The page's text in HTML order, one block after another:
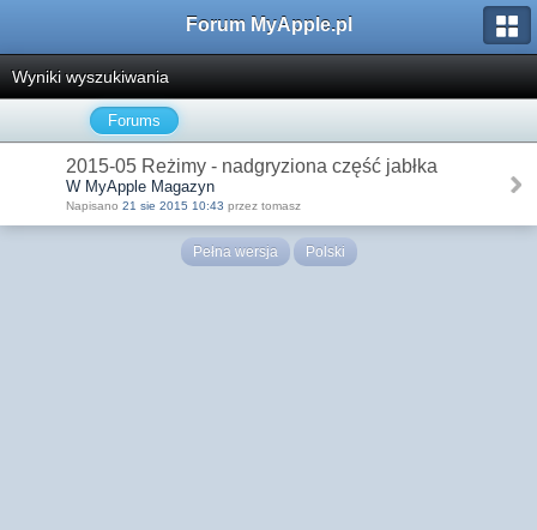
Forum MyApple.pl
Wyniki wyszukiwania
Forums
2015-05 Reżimy - nadgryziona część jabłka
W MyApple Magazyn
Napisano 21 sie 2015 10:43 przez tomasz
Pełna wersja Polski